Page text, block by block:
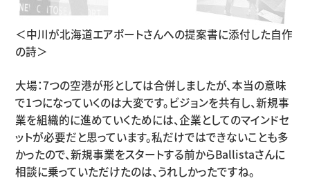
＜中川が北海道エアポートさんへの提案書に添付した自作
の詩＞
大場：7つの空港が形としては合併しましたが、本当の意味
で1つになっていくのは大変です。ビジョンを共有し、新規事
業を組織的に進めていくためには、企業としてのマインドセ
ットが必要だと思っています。私だけではできないことも多
かったので、新規事業をスタートする前からBallistaさんに
相談に乗っていただけたのは、うれしかったですね。